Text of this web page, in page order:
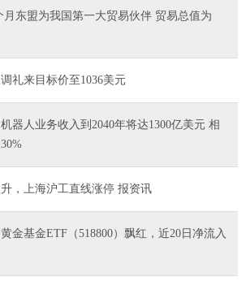
月东盟为我国第一大贸易伙伴 贸易总值为
礼来目标价至1036美元
器人业务收入到2040年将达1300亿美元 相
，上海沪工直线涨停 报资讯
金基金ETF（518800）飘红，近20日净流入